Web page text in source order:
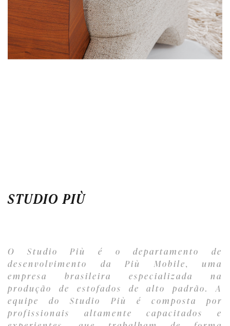
STUDIO PIÙ
O Studio Più é o departamento de
desenvolvimento da Più Mobile, uma
empresa brasileira especializada na
produção de estofados de alto padrão. A
equipe do Studio Più é composta por
profissionais altamente capacitados e